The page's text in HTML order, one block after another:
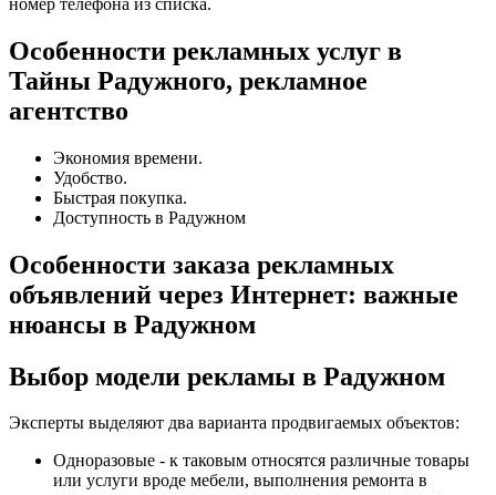
номер телефона из списка.
Особенности рекламных услуг в
Тайны Радужного, рекламное
агентство
Экономия времени.
Удобство.
Быстрая покупка.
Доступность в Радужном
Особенности заказа рекламных
объявлений через Интернет: важные
нюансы в Радужном
Выбор модели рекламы в Радужном
Эксперты выделяют два варианта продвигаемых объектов:
Одноразовые - к таковым относятся различные товары
или услуги вроде мебели, выполнения ремонта в